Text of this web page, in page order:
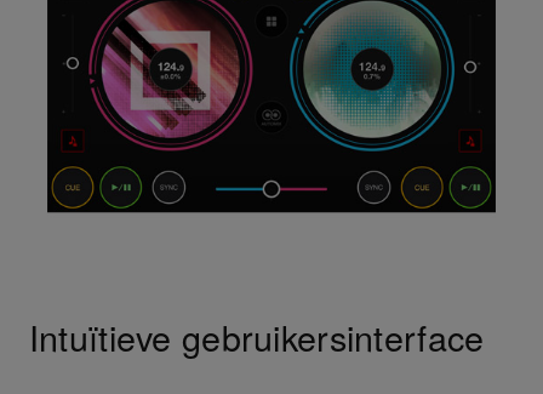
Intuïtieve gebruikersinterface